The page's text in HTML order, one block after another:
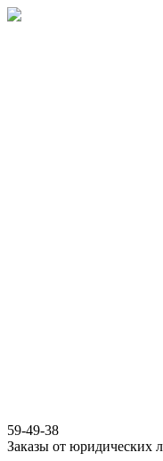
59-49-38
Заказы от юридических